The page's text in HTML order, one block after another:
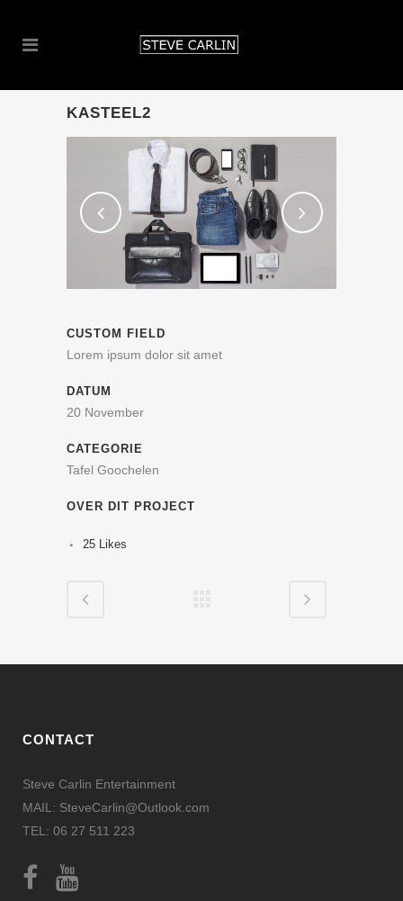
KASTEEL2
CUSTOM FIELD
Lorem ipsum dolor sit amet
DATUM
20 November
CATEGORIE
Tafel Goochelen
OVER DIT PROJECT
25 Likes
CONTACT
Steve Carlin Entertainment
MAIL: SteveCarlin@Outlook.com
TEL: 06 27 511 223